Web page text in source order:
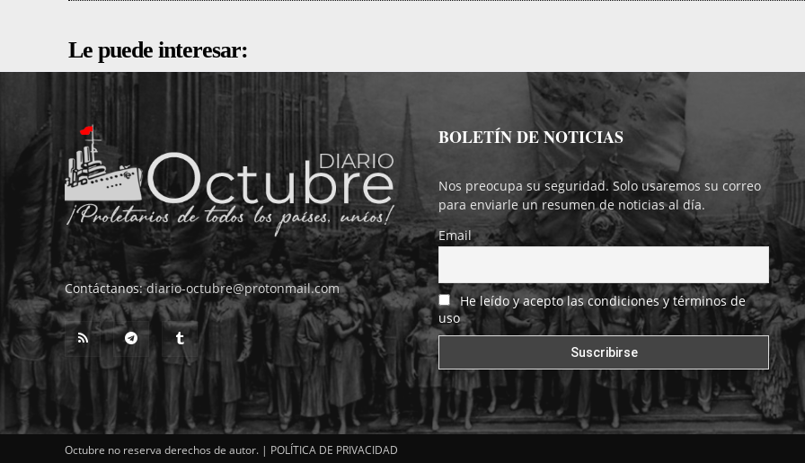
Le puede interesar:
Contáctanos:diario-octubre@protonmail.com
BOLETÍN DE NOTICIAS
Nos preocupa su seguridad. Solo usaremos su correo
para enviarle un resumen de noticias al día.
Email
He leído y acepto las condiciones y términos de
uso
Octubre no reserva derechos de autor. | POLÍTICA DE PRIVACIDAD